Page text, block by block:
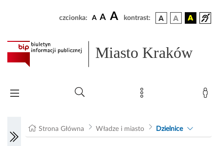
czcionka: A A A kontrast:
Miasto Kraków
Strona Główna Władze i miasto Dzielnice